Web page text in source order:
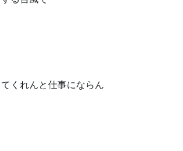
くれんと仕事にならん